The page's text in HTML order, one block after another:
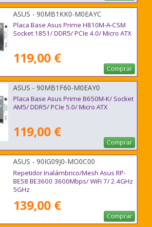
ASUS - 90MB1KK0-M0EAYC
Placa Base Asus Prime H810M-A-CSM
Socket 1851/ DDR5/ PCIe 4.0/ Micro ATX
119,00 €
Comprar
ASUS - 90MB1F60-M0EAY0
Placa Base Asus Prime B650M-K/ Socket
AM5/ DDR5/ PCIe 5.0/ Micro ATX
119,00 €
Comprar
ASUS - 90IG09J0-MO0C00
Repetidor Inalámbrico/Mesh Asus RP-
BE58 BE3600 3600Mbps/ WiFi 7/ 2.4GHz
5GHz
139,00 €
Comprar